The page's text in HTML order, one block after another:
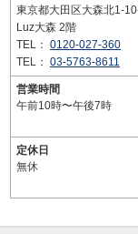
東京都大田区大森北1-
Luz大森 2階
TEL： 0120-027-360
TEL： 03-5763-8611
営業時間
午前10時〜午後7時
定休日
無休